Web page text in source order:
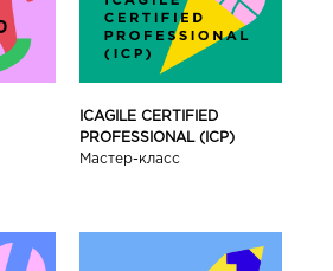
ICAGILE CERTIFIED
PROFESSIONAL (ICP)
Мастер-класс